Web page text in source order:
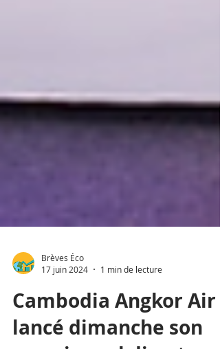
17 juin 2024
1 min de lecture
Cambodia Angkor Air a